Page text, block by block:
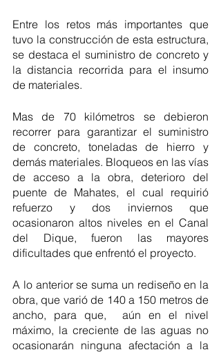
Entre los retos más importantes que
tuvo la construcción de esta estructura,
se destaca el suministro de concreto y
la distancia recorrida para el insumo
de materiales.
Mas de 70 kilómetros se debieron
recorrer para garantizar el suministro
de concreto, toneladas de hierro y
demás materiales. Bloqueos en las vías
de acceso a la obra, deterioro del
puente de Mahates, el cual requirió
refuerzo y dos inviernos que
ocasionaron altos niveles en el Canal
del Dique, fueron las mayores
dificultades que enfrentó el proyecto.
A lo anterior se suma un rediseño en la
obra, que varió de 140 a 150 metros de
ancho, para que,  aún en el nivel
máximo, la creciente de las aguas no
ocasionarán ninguna afectación a la